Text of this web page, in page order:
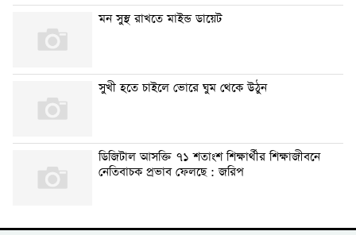
মন সুস্থ রাখতে মাইন্ড ডায়েট
সুখী হতে চাইলে ভোরে ঘুম থেকে উঠুন
ডিজিটাল আসক্তি ৭১ শতাংশ শিক্ষার্থীর শিক্ষাজীবনে
নেতিবাচক প্রভাব ফেলছে : জরিপ